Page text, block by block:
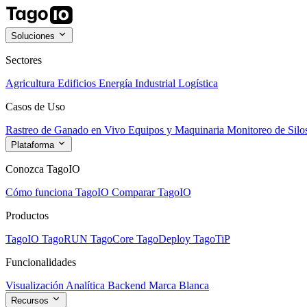
Soluciones
Sectores
Agricultura Edificios Energía Industrial Logística
Casos de Uso
Rastreo de Ganado en Vivo Equipos y Maquinaria Monitoreo de
Plataforma
Conozca TagoIO
Cómo funciona TagoIO Comparar TagoIO
Productos
TagoIO TagoRUN TagoCore TagoDeploy TagoTiP
Funcionalidades
Visualización Analítica Backend Marca Blanca
Recursos